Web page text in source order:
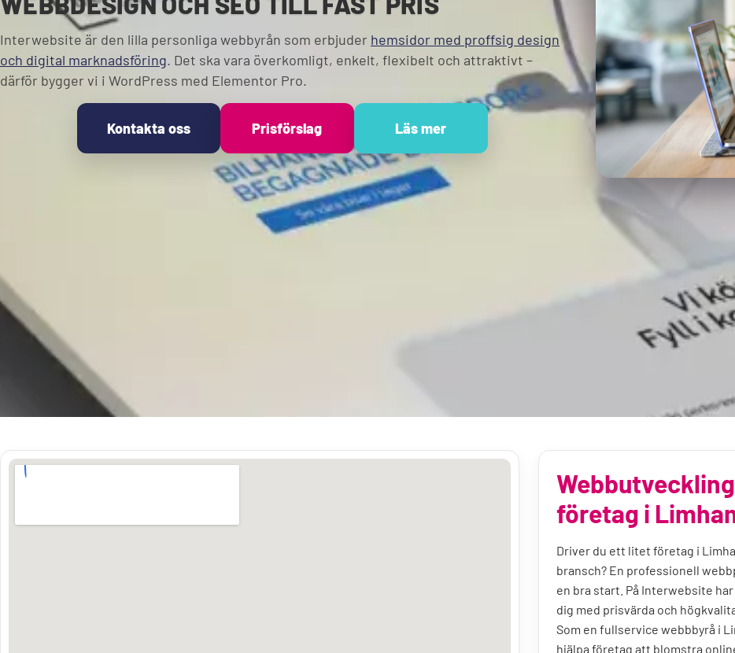
Interwebsite är den lilla personliga webbyrån som erbjuder hemsidor med proffsig design
och digital marknadsföring. Det ska vara överkomligt, enkelt, flexibelt och attraktivt –
därför bygger vi i WordPress med Elementor Pro.
Kontakta oss Prisförslag Läs mer
företag i
Driver du ett litet företag i
bransch? En professionell
en bra start. På Interwebsite
dig med prisvärda och
Som en fullservice webbbyrå i
hjälpa företag att blomstra